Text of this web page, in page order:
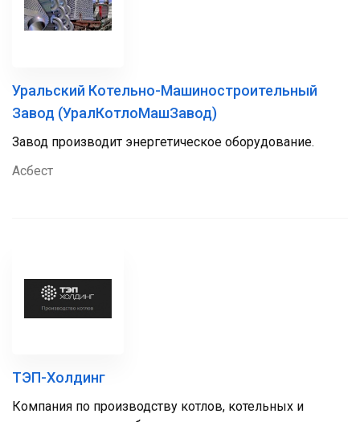
Уральский Котельно-Машиностроительный
Завод (УралКотлоМашЗавод)
Завод производит энергетическое оборудование.
Асбест
ТЭП-Холдинг
Компания по производству котлов, котельных и